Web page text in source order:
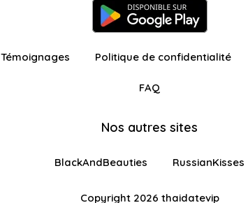
Témoignages Politique de confidentialité
FAQ
Nos autres sites
BlackAndBeauties RussianKisses
Copyright 2026 thaidatevip